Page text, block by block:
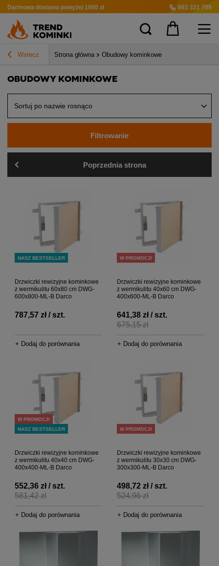
Darmowa dostawa powyżej 1000 zł 661 321 709
Wstecz Strona główna Obudowy kominkowe
OBUDOWY KOMINKOWE
Sortuj po nazwie rosnąco
Filtrowanie
Poprzednia strona
NASZ BESTSELLER
Drzwiczki rewizyjne kominkowe
z wermikulitu 60x80 cm DWG-
600x800-ML-B Darco
787,57 zł / szt.
+ Dodaj do porównania
W PROMOCJI
Drzwiczki rewizyjne kominkowe
z wermikulitu 40x60 cm DWG-
400x600-ML-B Darco
675,15 zł
641,38 zł / szt.
+ Dodaj do porównania
W PROMOCJI
NASZ BESTSELLER
Drzwiczki rewizyjne kominkowe
z wermikulitu 40x40 cm DWG-
400x400-ML-B Darco
581,42 zł
552,36 zł / szt.
+ Dodaj do porównania
W PROMOCJI
Drzwiczki rewizyjne kominkowe
z wermikulitu 30x30 cm DWG-
300x300-ML-B Darco
524,96 zł
498,72 zł / szt.
+ Dodaj do porównania